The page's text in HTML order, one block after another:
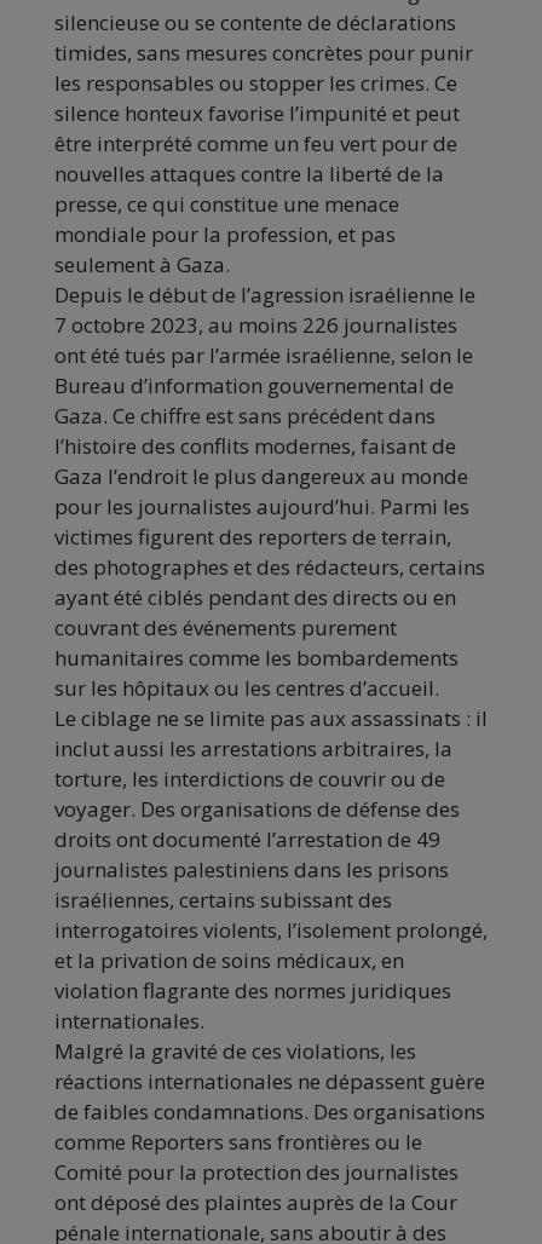
silencieuse ou se contente de déclarations
timides, sans mesures concrètes pour punir
les responsables ou stopper les crimes. Ce
silence honteux favorise l’impunité et peut
être interprété comme un feu vert pour de
nouvelles attaques contre la liberté de la
presse, ce qui constitue une menace
mondiale pour la profession, et pas
seulement à Gaza.
Depuis le début de l’agression israélienne le
7 octobre 2023, au moins 226 journalistes
ont été tués par l’armée israélienne, selon le
Bureau d’information gouvernemental de
Gaza. Ce chiffre est sans précédent dans
l’histoire des conflits modernes, faisant de
Gaza l’endroit le plus dangereux au monde
pour les journalistes aujourd’hui. Parmi les
victimes figurent des reporters de terrain,
des photographes et des rédacteurs, certains
ayant été ciblés pendant des directs ou en
couvrant des événements purement
humanitaires comme les bombardements
sur les hôpitaux ou les centres d’accueil.
Le ciblage ne se limite pas aux assassinats : il
inclut aussi les arrestations arbitraires, la
torture, les interdictions de couvrir ou de
voyager. Des organisations de défense des
droits ont documenté l’arrestation de 49
journalistes palestiniens dans les prisons
israéliennes, certains subissant des
interrogatoires violents, l’isolement prolongé,
et la privation de soins médicaux, en
violation flagrante des normes juridiques
internationales.
Malgré la gravité de ces violations, les
réactions internationales ne dépassent guère
de faibles condamnations. Des organisations
comme Reporters sans frontières ou le
Comité pour la protection des journalistes
ont déposé des plaintes auprès de la Cour
pénale internationale, sans aboutir à des